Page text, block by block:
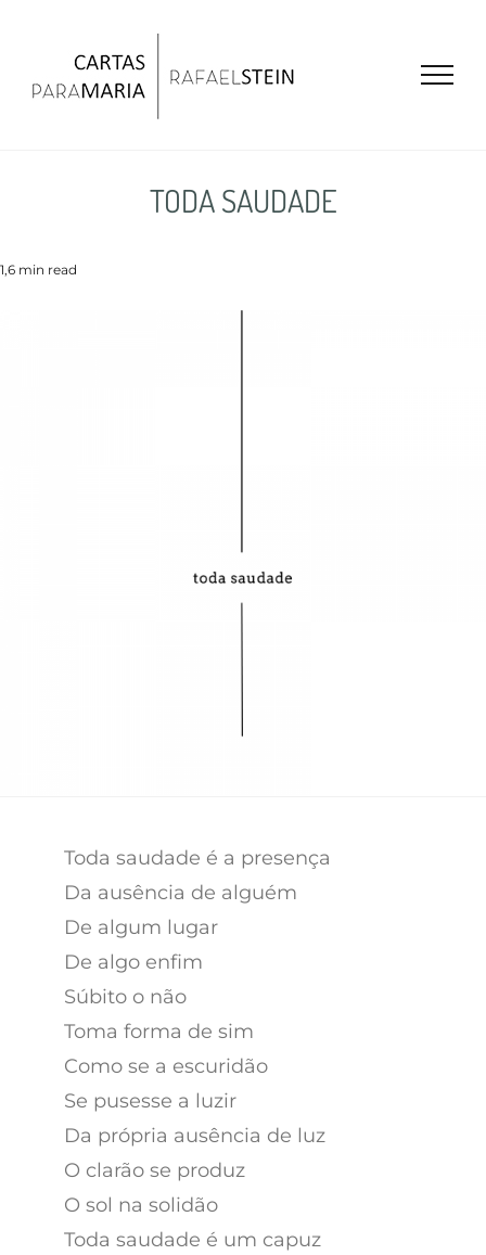
TODA SAUDADE
1,6 min read
Toda saudade é a presença
Da ausência de alguém
De algum lugar
De algo enfim
Súbito o não
Toma forma de sim
Como se a escuridão
Se pusesse a luzir
Da própria ausência de luz
O clarão se produz
O sol na solidão
Toda saudade é um capuz